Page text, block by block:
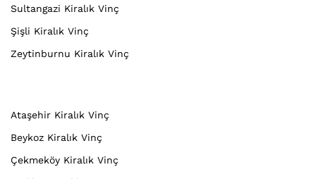
Sultangazi Kiralık Vinç
Şişli Kiralık Vinç
Zeytinburnu Kiralık Vinç
Ataşehir Kiralık Vinç
Beykoz Kiralık Vinç
Çekmeköy Kiralık Vinç